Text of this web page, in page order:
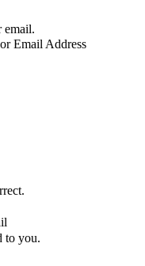
email.
Email Address
to you.